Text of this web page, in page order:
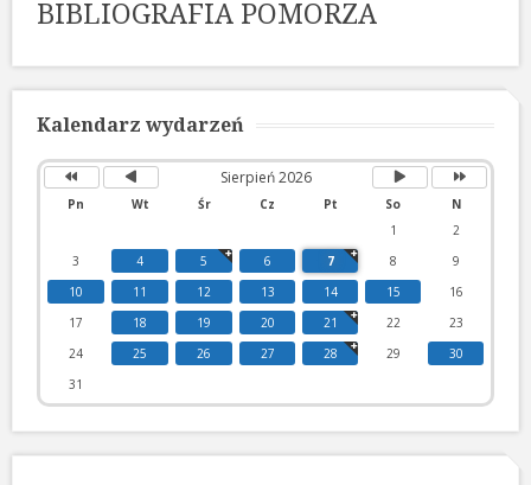
BIBLIOGRAFIA POMORZA
Kalendarz wydarzeń
Sierpień 2026
Pn Wt Śr Cz Pt So
N
1
2
3
4 5 6 7 8
9
10
11 12 13 14 15
16
17
18 19 20 21 22
23
24
25 26 27 28 29
30
31